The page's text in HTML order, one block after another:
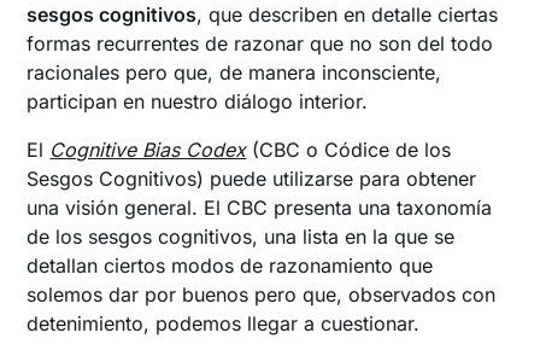
sesgos cognitivos, que describen en detalle ciertas
formas recurrentes de razonar que no son del todo
racionales pero que, de manera inconsciente,
participan en nuestro diálogo interior.
El Cognitive Bias Codex(CBC o Códice de los
Sesgos Cognitivos) puede utilizarse para obtener
una visión general. El CBC presenta una taxonomía
de los sesgos cognitivos, una lista en la que se
detallan ciertos modos de razonamiento que
solemos dar por buenos pero que, observados con
detenimiento, podemos llegar a cuestionar.